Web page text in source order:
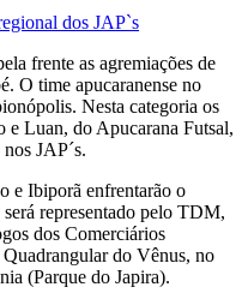
dos JAP`s
frente as agremiações de
O time apucaranense no
Nesta categoria os
Luan, do Apucarana Futsal,
JAP´s.
e Ibiporã enfrentarão o
representado pelo TDM,
dos Comerciários
do Vênus, no
(Parque do Japira).